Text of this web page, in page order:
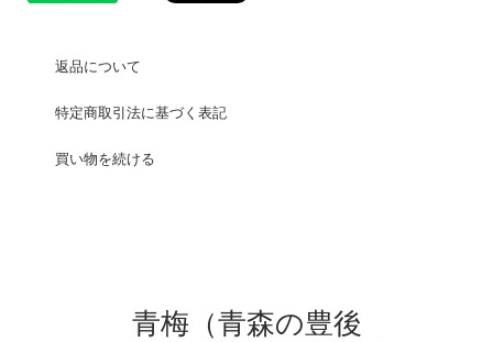
返品について
特定商取引法に基づく表記
買い物を続ける
青梅（青森の豊後